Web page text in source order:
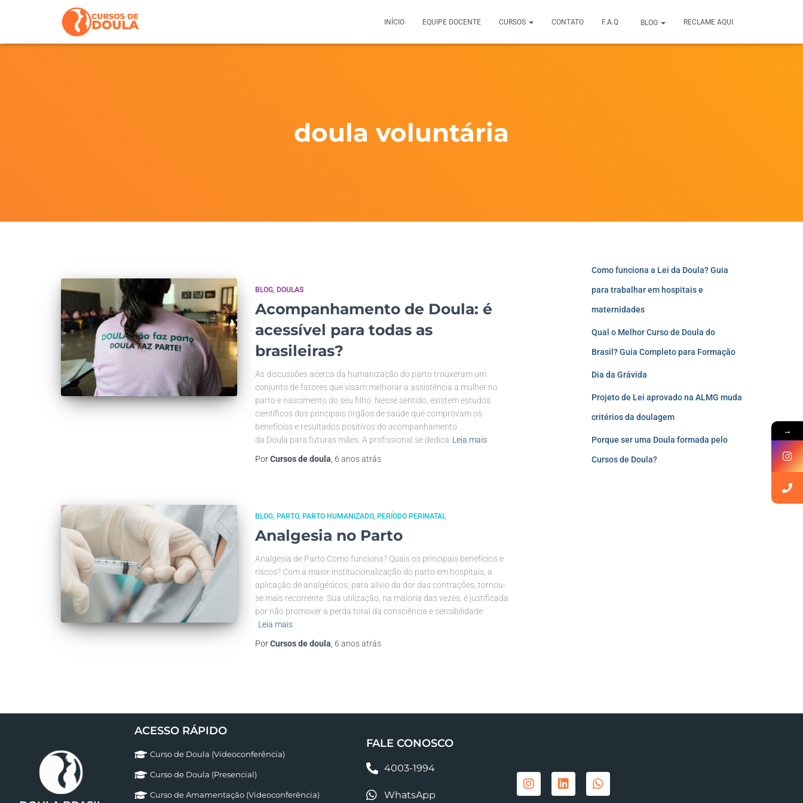
INÍCIO EQUIPE DOCENTE CURSOS CONTATO F.A.Q BLOG RECLAME AQUI
doula voluntária
BLOG DOULAS
Acompanhamento de Doula: é
acessível para todas as
brasileiras?
As discussões acerca da humanização do parto trouxeram um
conjunto de fatores que visam melhorar a assistência a mulher no
parto e nascimento do seu filho. Nesse sentido, existem estudos
científicos dos principais órgãos de saúde que comprovam os
benefícios e resultados positivos do acompanhamento
da Doula para futuras mães. A profissional se dedica Leia mais
PorCursos de doula 6 anosatrás
BLOG PARTO PARTO HUMANIZADO PERÍODO PERINATAL
Analgesia no Parto
Analgesia de Parto Como funciona? Quais os principais benefícios e
riscos? Com a maior institucionalização do parto em hospitais, a
aplicação de analgésicos, para alívio da dor das contrações, tornou-
se mais recorrente. Sua utilização, na maioria das vezes, é justificada
por não promover a perda total da consciência e sensibilidade
Leia mais
PorCursos de doula 6 anosatrás
Como funciona a Lei da Doula? Guia
para trabalhar em hospitais e
maternidades
Qual o Melhor Curso de Doula do
Brasil? Guia Completo para Formação
Dia da Grávida
Projeto de Lei aprovado na ALMG muda
critérios da doulagem
Porque ser uma Doula formada pelo
Cursos de Doula?
ACESSO RÁPIDO
Curso de Doula (Videoconferência)
Curso de Doula (Presencial)
Curso de Amamentação (Videoconferência)
FALE CONOSCO
4003-1994
WhatsApp
→